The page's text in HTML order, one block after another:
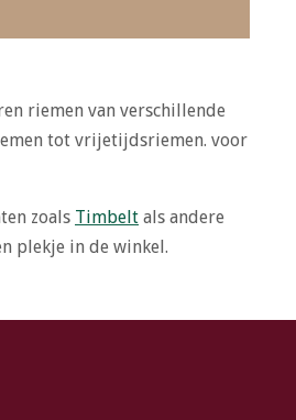
riemen van verschillende
tot vrijetijdsriemen. voor
zoals Timbelt als andere
plekje in de winkel.